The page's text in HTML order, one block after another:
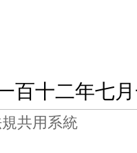
百十二年七
共用系統